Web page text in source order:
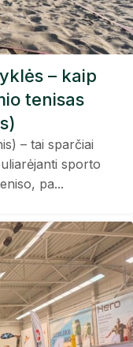
– kaip
tenisas
– tai sparčiai
sporto
pa...